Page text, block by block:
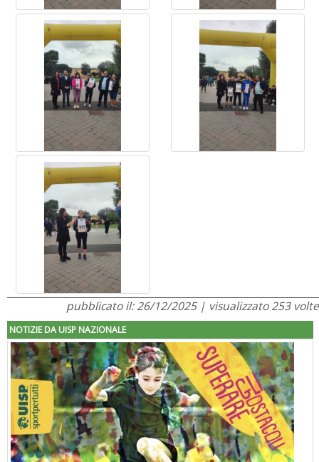
pubblicato il: 26/12/2025 | visualizzato 253 volte
NOTIZIE DA UISP NAZIONALE